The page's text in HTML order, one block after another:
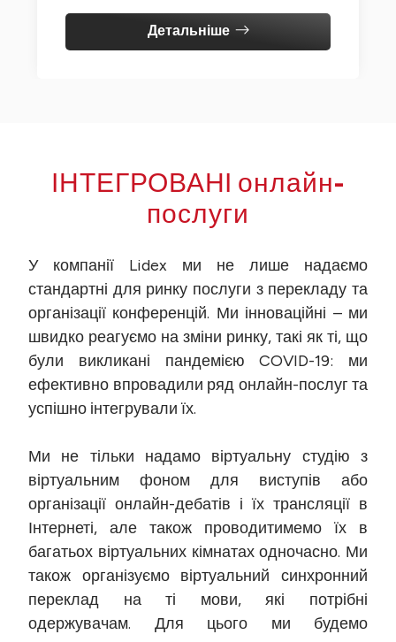
Детальніше
ІНТЕГРОВАНІ онлайн-
послуги
У компанії Lidex ми не лише надаємо
стандартні для ринку послуги з перекладу та
організації конференцій. Ми інноваційні – ми
швидко реагуємо на зміни ринку, такі як ті, що
були викликані пандемією COVID-19: ми
ефективно впровадили ряд онлайн-послуг та
успішно інтегрували їх.
Ми не тільки надамо віртуальну студію з
віртуальним фоном для виступів або
організації онлайн-дебатів і їх трансляції в
Інтернеті, але також проводитимемо їх в
багатьох віртуальних кімнатах одночасно. Ми
також організуємо віртуальний синхронний
переклад на ті мови, які потрібні
одержувачам. Для цього ми будемо